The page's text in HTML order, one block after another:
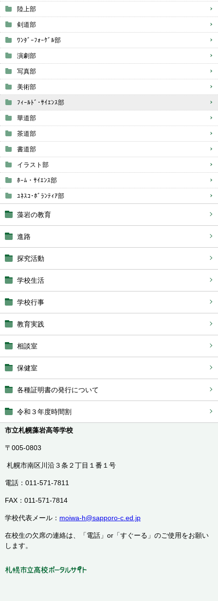
陸上部
剣道部
ﾜﾝﾀﾞｰﾌｫｰｹﾞﾙ部
演劇部
写真部
美術部
ﾌｨｰﾙﾄﾞ･ｻｲｴﾝｽ部
華道部
茶道部
書道部
イラスト部
ﾎｰﾑ・ｻｲｴﾝｽ部
ﾕﾈｽｺ･ﾎﾞﾗﾝﾃｨｱ部
藻岩の教育
進路
探究活動
学校生活
学校行事
教育実践
相談室
保健室
各種証明書の発行について
令和３年度時間割
市立札幌藻岩高等学校
〒005-0803
札幌市南区川沿３条２丁目１番１号
電話：011-571-7811
FAX：011-571-7814
学校代表メール： moiwa-h@sapporo-c.ed.jp
在校生の欠席の連絡は、「電話」or「すぐーる」のご使用をお願い
します。